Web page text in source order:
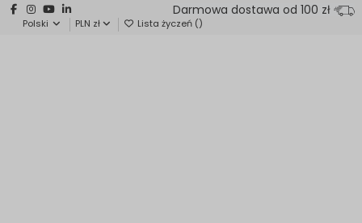
Darmowa dostawa od 100 zł
Polski PLN zł Lista życzeń ()